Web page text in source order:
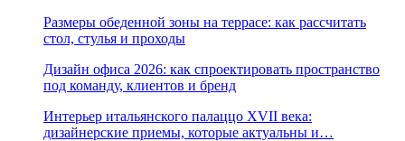
Размеры обеденной зоны на террасе: как рассчитать
стол, стулья и проходы
Дизайн офиса 2026: как спроектировать пространство
под команду, клиентов и бренд
Интерьер итальянского палаццо XVII века:
дизайнерские приемы, которые актуальны и…